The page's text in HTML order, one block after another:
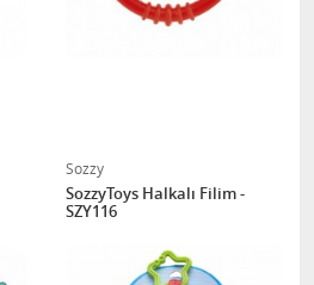
Sozzy
SozzyToys Halkalı Filim -
SZY116